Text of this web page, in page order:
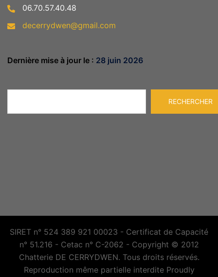
06.70.57.40.48
decerrydwen@gmail.com
Dernière mise à jour le : 28 juin 2026
RECHERCHER
SIRET n° 524 389 921 00023 - Certificat de Capacité
n° 51.216 - Cetac n° C-2062 - Copyright © 2012
Chatterie DE CERRYDWEN. Tous droits réservés.
Reproduction même partielle interdite Proudly